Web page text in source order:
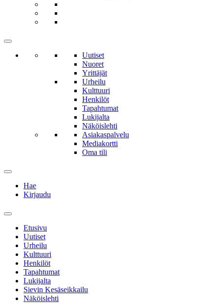
Uutiset
Nuoret
Yrittäjät
Urheilu
Kulttuuri
Henkilöt
Tapahtumat
Lukijalta
Näköislehti
Asiakaspalvelu
Mediakortti
Oma tili
Hae
Kirjaudu
Etusivu
Uutiset
Urheilu
Kulttuuri
Henkilöt
Tapahtumat
Lukijalta
Sievin Kesäseikkailu
Näköislehti